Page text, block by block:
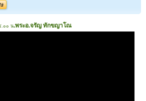
.๐๐ น.พระอ.จรัญ ทักขญาโณ